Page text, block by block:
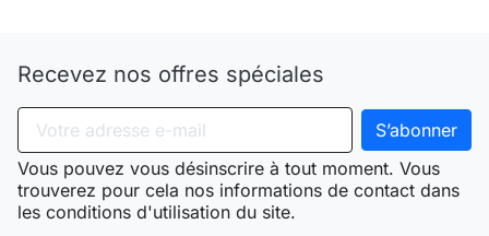
Recevez nos offres spéciales
Vous pouvez vous désinscrire à tout moment. Vous
trouverez pour cela nos informations de contact dans
les conditions d'utilisation du site.